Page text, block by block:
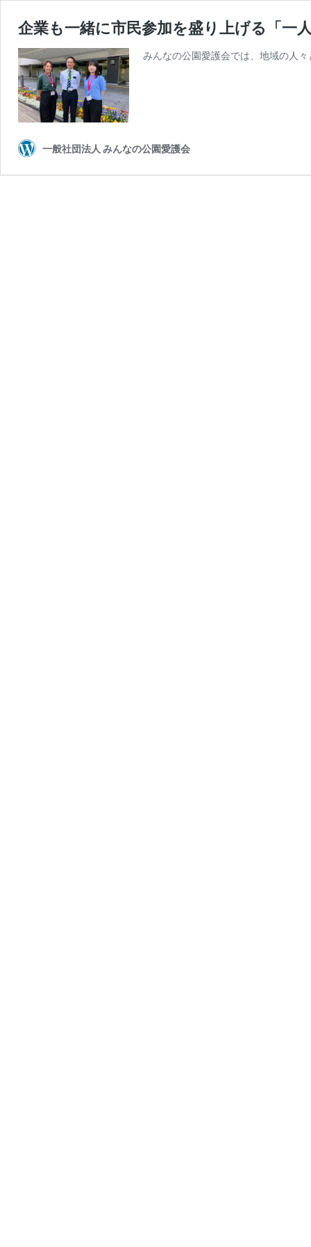
企業も一緒に市民参加を盛り上げる「一
みんなの公園愛護会では、地域の人
一般社団法人 みんなの公園愛護会